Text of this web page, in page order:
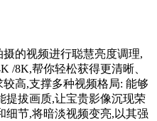
的视频进行聪慧亮度调理,
/8K,帮你轻松获得更清晰、
高,支撑多种视频格局: 能够
提拔画质,让宝贵影像沉现荣
细节,将暗淡视频变亮,以其强